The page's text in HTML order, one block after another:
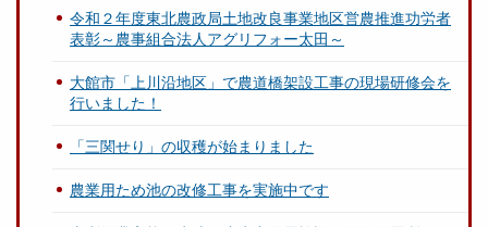
令和２年度東北農政局土地改良事業地区営農推進功労者
表彰～農事組合法人アグリフォー太田～
大館市「上川沿地区」で農道橋架設工事の現場研修会を
行いました！
「三関せり」の収穫が始まりました
農業用ため池の改修工事を実施中です